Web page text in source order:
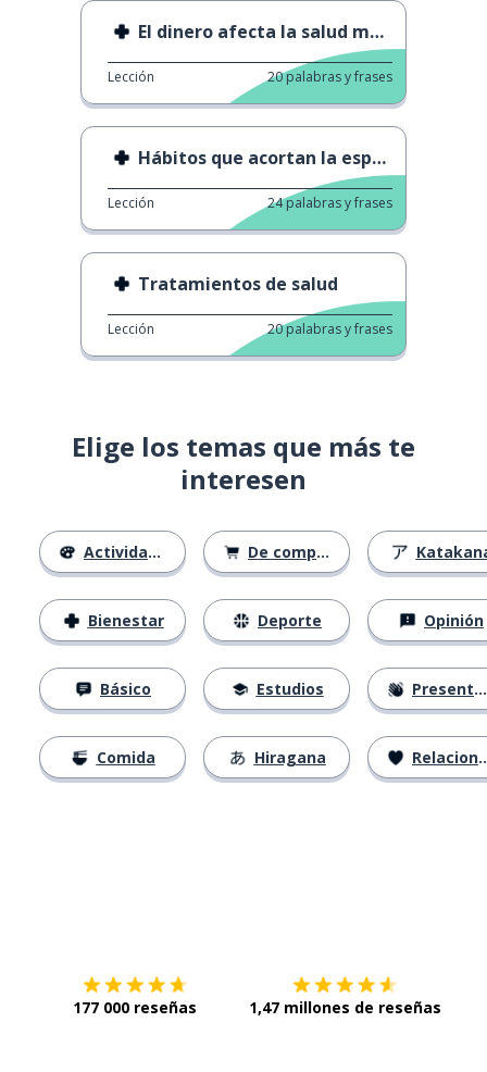
El dinero afecta la salud mental
Lección 20palabras y frases
Hábitos que acortan la esperanza de vida
Lección 24palabras y frases
Tratamientos de salud
Lección 20palabras y frases
Elige los temas que más te
interesen
Actividades
Bienestar
Básico
Comida
De compras
Deporte
Estudios
Hiragana
Opinión
Presentación
Relaciones
177 000 reseñas 1,47 millones de reseñas